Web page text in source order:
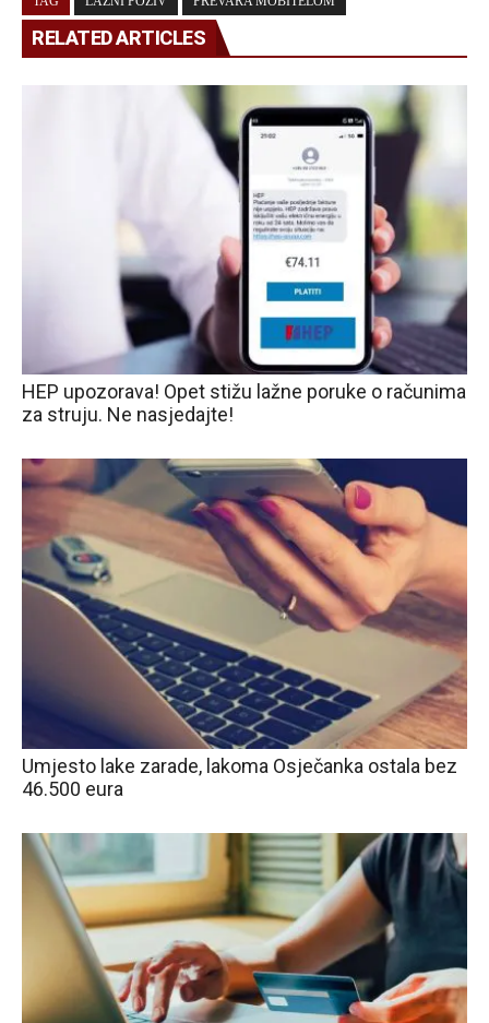
RELATED ARTICLES
HEP upozorava! Opet stižu lažne poruke o računima
za struju. Ne nasjedajte!
Umjesto lake zarade, lakoma Osječanka ostala bez
46.500 eura